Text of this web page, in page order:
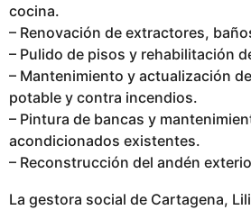
cocina.
– Renovación de extractores,
– Pulido de pisos y rehabilitación
– Mantenimiento y actualización
potable y contra incendios.
– Pintura de bancas y
acondicionados existentes.
– Reconstrucción del andén
La gestora social de Cartagena,